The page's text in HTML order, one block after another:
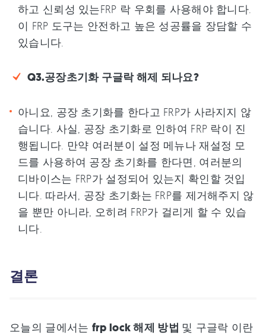
하고 신뢰성 있는FRP 락 우회를 사용해야 합니다.
이 FRP 도구는 안전하고 높은 성공률을 장담할 수
있습니다.
Q3.공장초기화 구글락 해제 되나요?
아니요, 공장 초기화를 한다고 FRP가 사라지지 않
습니다. 사실, 공장 초기화로 인하여 FRP 락이 진
행됩니다. 만약 여러분이 설정 메뉴나 재설정 모
드를 사용하여 공장 초기화를 한다면, 여러분의
디바이스는 FRP가 설정되어 있는지 확인할 것입
니다. 따라서, 공장 초기화는 FRP를 제거해주지 않
을 뿐만 아니라, 오히려 FRP가 걸리게 할 수 있습
니다.
결론
오늘의 글에서는 frp lock 해제 방법 및 구글락 이란